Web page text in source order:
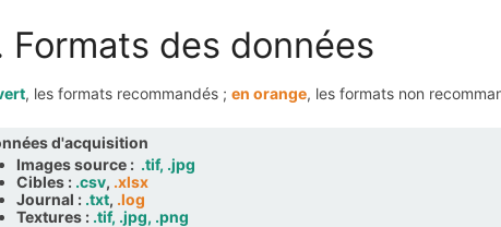
Formats des données
, les formats recommandés ;en orange, les formats non
d'acquisition
Images source : .tif, .jpg
Cibles : .csv, .xlsx
Journal : .txt, .log
Textures : .tif, .jpg, .png